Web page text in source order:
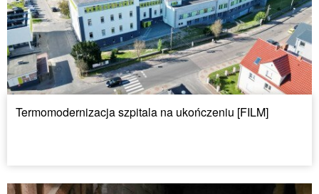
Termomodernizacja szpitala na ukończeniu [FILM]